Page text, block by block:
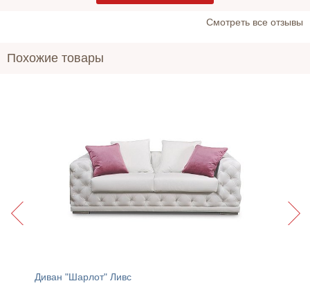
Cмотреть все отзывы
Похожие товары
Диван "Шарлот" Ливс